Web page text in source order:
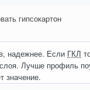
гипсокартон
надежнее. Если ГКЛ
Лучше профиль
значение.